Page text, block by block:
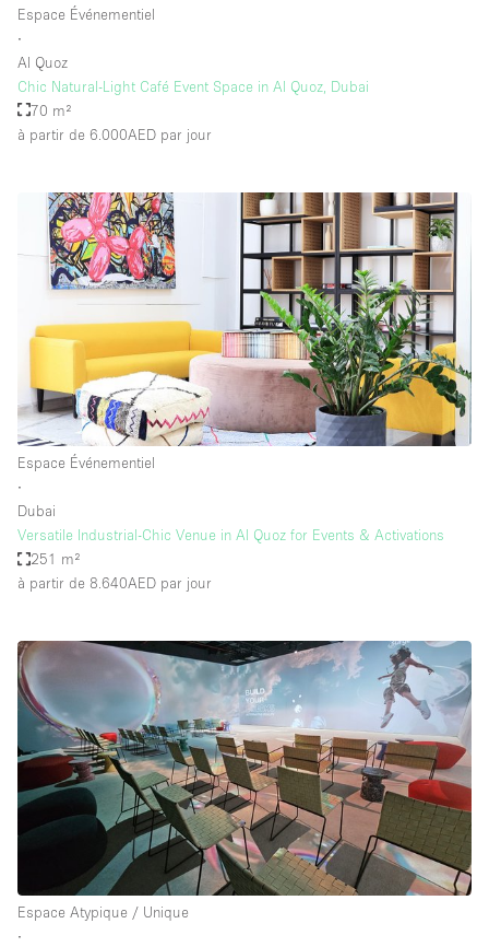
Espace Événementiel
∙
Al Quoz
Chic Natural-Light Café Event Space in Al Quoz, Dubai
70 m²
à partir de 6.000AED par jour
Espace Événementiel
∙
Dubai
Versatile Industrial-Chic Venue in Al Quoz for Events & Activations
251 m²
à partir de 8.640AED par jour
Espace Atypique / Unique
∙